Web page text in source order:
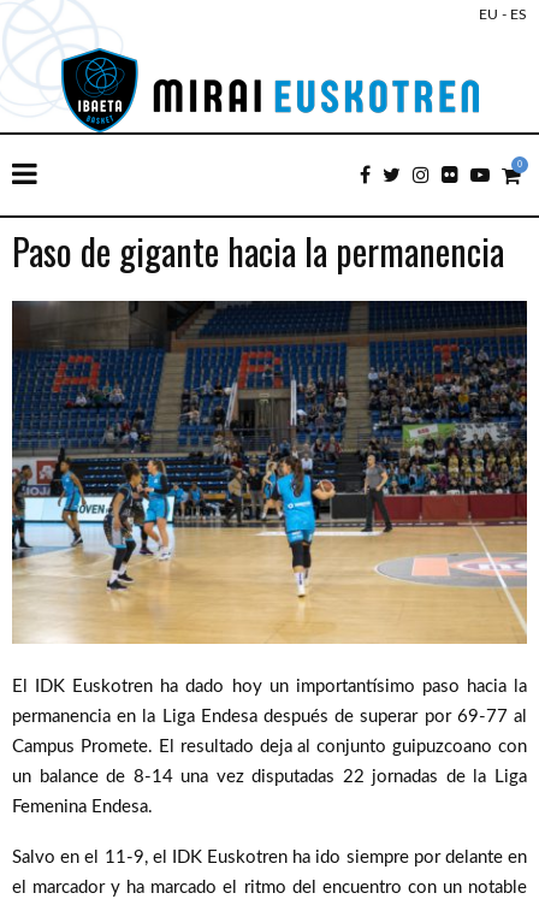
EU - ES
0
Paso de gigante hacia la permanencia
El IDK Euskotren ha dado hoy un importantísimo paso hacia la
permanencia en la Liga Endesa después de superar por 69-77 al
Campus Promete. El resultado deja al conjunto guipuzcoano con
un balance de 8-14 una vez disputadas 22 jornadas de la Liga
Femenina Endesa.
Salvo en el 11-9, el IDK Euskotren ha ido siempre por delante en
el marcador y ha marcado el ritmo del encuentro con un notable